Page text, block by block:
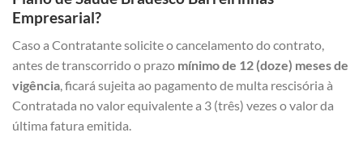
Empresarial?
Caso a Contratante solicite o cancelamento do contrato,
antes de transcorrido o prazo mínimo de 12 (doze) meses de
vigência, ficará sujeita ao pagamento de multa rescisória à
Contratada no valor equivalente a 3 (três) vezes o valor da
última fatura emitida.